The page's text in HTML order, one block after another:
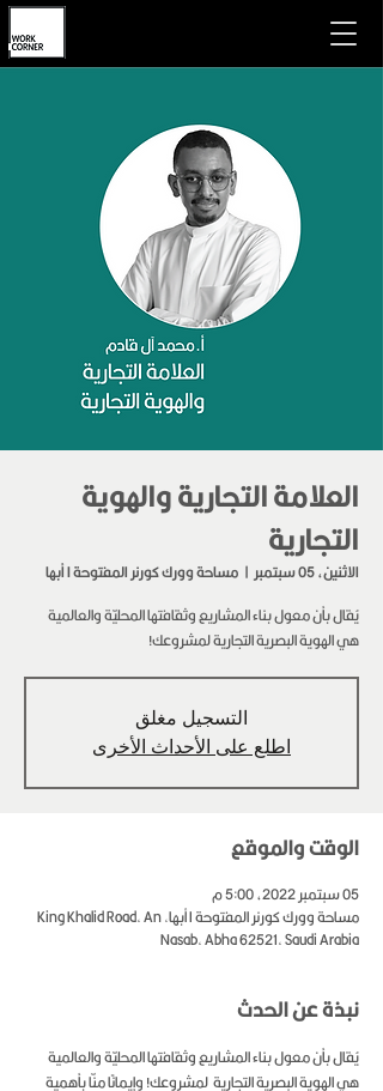
العلامة التجارية والهوية
التجارية
الاثنين، 05 سبتمبر
  |
مساحة وورك كورنر المفتوحة I أبها
يُقال بأن معول بناء المشاريع وثقافتها المحليّة والعالمية
هي الهوية البصرية التجارية لمشروعك!
التسجيل مغلق
اطلع على الأحداث الأخرى
الوقت والموقع
05 سبتمبر 2022، 5:00 م
مساحة وورك كورنر المفتوحة I أبها, King Khalid Road, An
Nasab, Abha 62521, Saudi Arabia
نبذة عن الحدث
يُقال بأن معول بناء المشاريع وثقافتها المحليّة والعالمية
هي الهوية البصرية التجارية  لمشروعك! وإيمانًا منّا بأهمية